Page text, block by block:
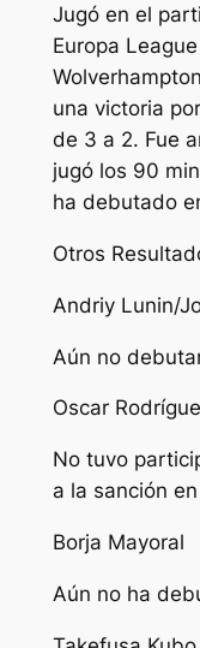
Jugó en el
Europa
una victoria
de 3 a 2. Fue
jugó los 90
ha debutado
Otros
Andriy Lunin/
Aún no
Oscar
No tuvo
a la sanción
Borja Mayoral
Aún no ha